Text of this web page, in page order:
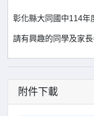
彰化縣大同國中114年
請有興趣的同學及家
附件下載